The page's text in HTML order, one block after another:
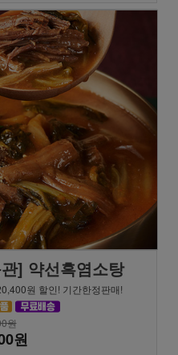
] 약선흑염소탕
원 할인! 기간한정판매!
원
원